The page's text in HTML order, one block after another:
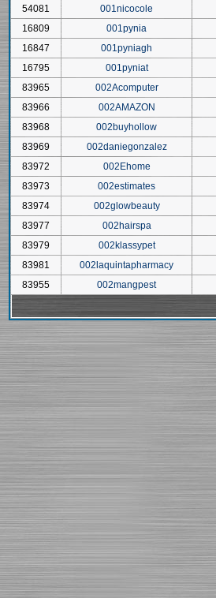
54081
001nicocole
16809
001pynia
16847
001pyniagh
16795
001pyniat
83965
002Acomputer
83966
002AMAZON
83968
002buyhollow
83969
002daniegonzalez
83972
002Ehome
83973
002estimates
83974
002glowbeauty
83977
002hairspa
83979
002klassypet
83981
002laquintapharmacy
83955
002mangpest